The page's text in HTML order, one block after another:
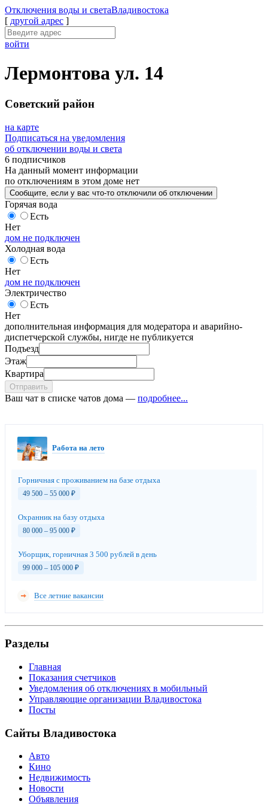
Отключения воды и светаВладивостока
[ другой адрес ]
войти
Лермонтова ул. 14
Советский район
на карте
Подписаться на уведомления
об отключении воды и света
6 подписчиков
На данный момент информации
по отключениям в этом доме нет
Сообщите , если у вас что-то отключили об отключении
Горячая вода
Есть
Нет
дом не подключен
Холодная вода
Есть
Нет
дом не подключен
Электричество
Есть
Нет
дополнительная информация для модератора и аварийно-
диспетчерской службы, нигде не публикуется
Подъезд
Этаж
Квартира
Отправить
Ваш чат в списке чатов дома — подробнее...
Работа на лето
Горничная с проживанием на базе отдыха
49 500 – 55 000 ₽
Охранник на базу отдыха
80 000 – 95 000 ₽
Уборщик, горничная 3 500 рублей в день
99 000 – 105 000 ₽
Все летние вакансии
Разделы
Главная
Показания счетчиков
Уведомления об отключениях в мобильный
Управляющие организации Владивостока
Посты
Сайты Владивостока
Авто
Кино
Недвижимость
Новости
Объявления